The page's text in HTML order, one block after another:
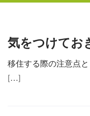
気をつけてお
移住する際の注意点
[…]